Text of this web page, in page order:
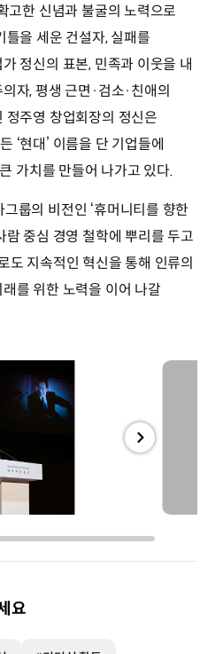
고한 신념과 불굴의 노력으로
을 세운 건설자, 실패를
정신의 표본, 민족과 이웃을 내
자, 평생 근면·검소·친애의
정주영 창업회장의 정신은
‘현대’ 이름을 단 기업들에
가치를 만들어 나가고 있다.
룹의 비전인 ‘휴머니티를 향한
람 중심 경영 철학에 뿌리를 두고
도 지속적인 혁신을 통해 인류의
를 위한 노력을 이어 나갈
요